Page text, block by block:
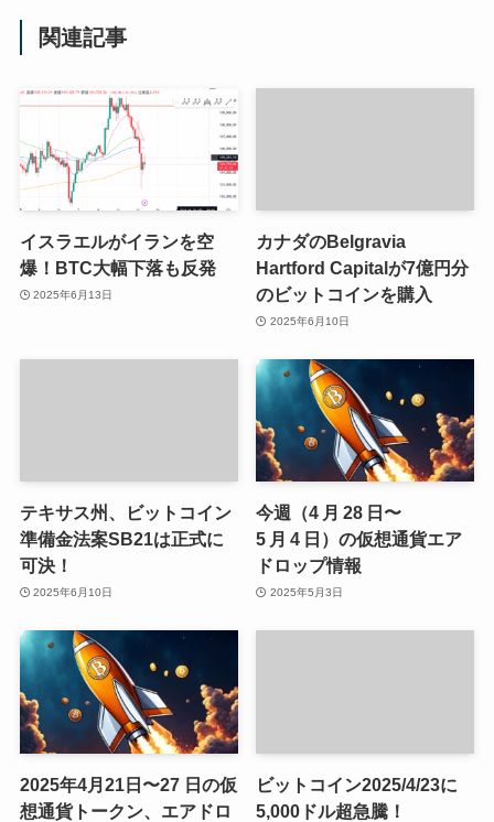
関連記事
イスラエルがイランを空
爆！BTC大幅下落も反発
2025年6月13日
カナダのBelgravia
Hartford Capitalが7億円分
のビットコインを購入
2025年6月10日
テキサス州、ビットコイン
準備金法案SB21は正式に
可決！
2025年6月10日
今週（4 月 28 日〜
5 月 4 日）の仮想通貨エア
ドロップ情報
2025年5月3日
2025年4月21日〜27 日の仮
想通貨トークン、エアドロ
ビットコイン2025/4/23に
5,000ドル超急騰！